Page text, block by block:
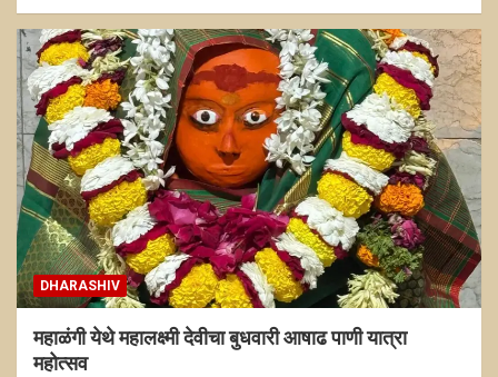
DHARASHIV
महाळंगी येथे महालक्ष्मी देवीचा बुधवारी आषाढ पाणी यात्रा
महोत्सव